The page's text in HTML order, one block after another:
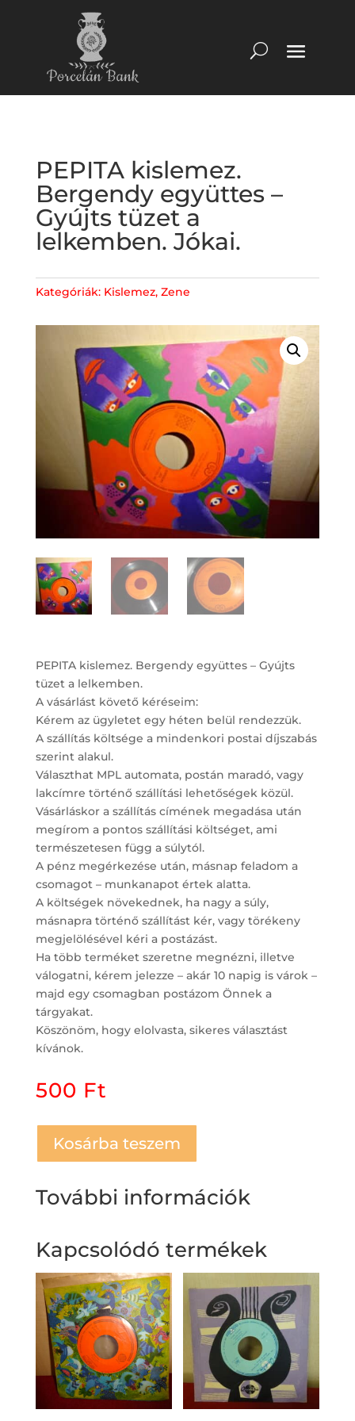
PEPITA kislemez.
Bergendy együttes –
Gyújts tüzet a
lelkemben. Jókai.
Kategóriák: Kislemez, Zene
PEPITA kislemez. Bergendy együttes – Gyújts
tüzet a lelkemben.
A vásárlást követő kéréseim:
Kérem az ügyletet egy héten belül rendezzük.
A szállítás költsége a mindenkori postai díjszabás
szerint alakul.
Választhat MPL automata, postán maradó, vagy
lakcímre történő szállítási lehetőségek közül.
Vásárláskor a szállítás címének megadása után
megírom a pontos szállítási költséget, ami
természetesen függ a súlytól.
A pénz megérkezése után, másnap feladom a
csomagot – munkanapot értek alatta.
A költségek növekednek, ha nagy a súly,
másnapra történő szállítást kér, vagy törékeny
megjelölésével kéri a postázást.
Ha több terméket szeretne megnézni, illetve
válogatni, kérem jelezze – akár 10 napig is várok –
majd egy csomagban postázom Önnek a
tárgyakat.
Köszönöm, hogy elolvasta, sikeres választást
kívánok.
500 Ft
Kosárba teszem
További információk
Kapcsolódó termékek